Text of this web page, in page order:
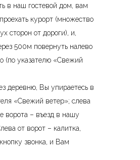
в наш гостевой дом, вам
курорт (множество
сторон от дороги), и,
500м повернуть налево
(по указателю «Свежий
деревню, Вы упираетесь в
«Свежий ветер»; слева
ворота – въезд в нашу
от ворот – калитка,
звонка, и Вам